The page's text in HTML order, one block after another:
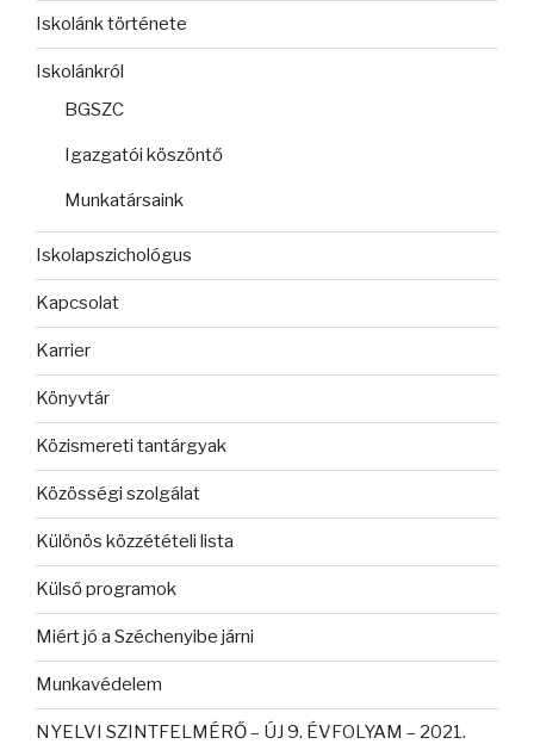
Iskolánk története
Iskolánkról
BGSZC
Igazgatói köszöntő
Munkatársaink
Iskolapszichológus
Kapcsolat
Karrier
Könyvtár
Közismereti tantárgyak
Közösségi szolgálat
Különös közzétételi lista
Külső programok
Miért jó a Széchenyibe járni
Munkavédelem
NYELVI SZINTFELMÉRŐ – ÚJ 9. ÉVFOLYAM – 2021.